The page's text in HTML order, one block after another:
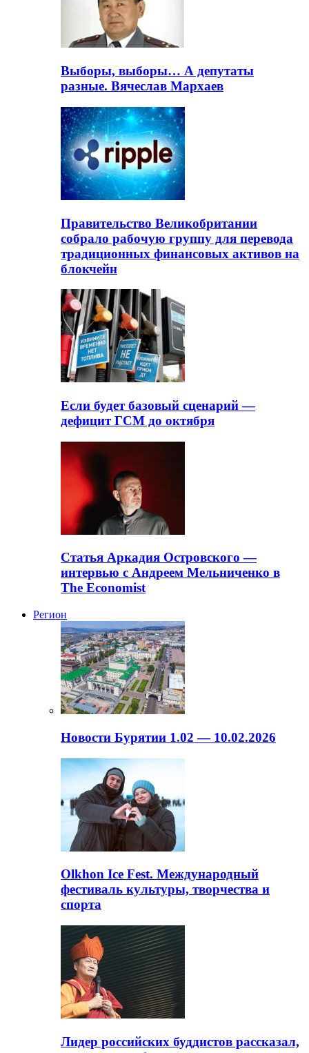
Выборы, выборы… А депутаты
разные. Вячеслав Мархаев
Правительство Великобритании
собрало рабочую группу для перевода
традиционных финансовых активов на
блокчейн
Если будет базовый сценарий —
дефицит ГСМ до октября
Статья Аркадия Островского —
интервью с Андреем Мельниченко в
The Economist
Регион
Новости Бурятии 1.02 — 10.02.2026
Olkhon Ice Fest. Международный
фестиваль культуры, творчества и
спорта
Лидер российских буддистов рассказал,